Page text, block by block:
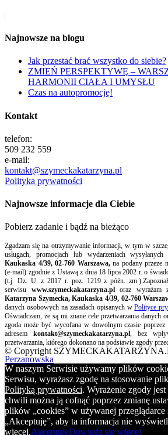
Najnowsze na blogu
Jak przestać brać wszystko do siebie?
ZMIEŃ PERSPEKTYWĘ –
HARMONII CIAŁA I UMYSŁU
Czas na autopromocję!
Kontakt
telefon:
509 232 559
e-mail:
kontakt@szymeckakatarzyna.pl
Polityka prywatności
Najnowsze informacje dla Ciebie
Pobierz zadanie i bądź na bieżąco
Zgadzam się na otrzymywanie informacji, w tym w
usługach, promocjach lub wydarzeniach
Kaukaska 4/39, 02-760 Warszawa, na podany przeze
(e-mail) zgodnie z Ustawą z dnia 18 lipca 2002 r. o
(t.j. Dz. U. z 2017 r. poz. 1219 z późn.
serwisu www.szymeckakatarzyna.ploraz wyrażam
Katarzyna Szymecka, Kaukaska 4/39, 02-760
danych osobowych na zasadach opisanych wPolityce
Oświadczam, że są mi znane cele przetwarzania danych
zgoda może być wycofana w dowolnym czasie
adresem kontakt@szymeckakatarzyna.pl, bez
przetwarzania, którego dokonano na podstawie zgody
© Copyright
Perzanowska
W naszym Serwisie używamy plików
Serwisu, wyrażasz zgodę na stosowanie
Polityką prywatności. Wyrażenie zgody
chwili można ją cofnąć poprzez zmianę
plików „cookies” w używanej przeglądarce
„Akceptuję”, aby ta informacja nie
więcej.AkceptujęDowiedz się więcej